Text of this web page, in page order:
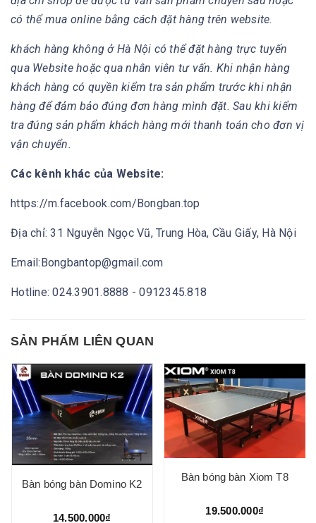
có thể mua online bằng cách đặt hàng trên website.
khách hàng không ở Hà Nội có thể đặt hàng trực tuyến
qua Website hoặc qua nhân viên tư vấn. Khi nhận hàng
khách hàng có quyền kiểm tra sản phẩm trước khi nhận
hàng để đảm bảo đúng đơn hàng mình đặt. Sau khi kiểm
tra đúng sản phẩm khách hàng mới thanh toán cho đơn vị
vận chuyển.
Các kênh khác của Website:
https://m.facebook.com/Bongban.top
Địa chỉ: 31 Nguyễn Ngọc Vũ, Trung Hòa, Cầu Giấy, Hà Nội
Email:Bongbantop@gmail.com
Hotline: 024.3901.8888 - 0912345.818
SẢN PHẨM LIÊN QUAN
Bàn bóng bàn Domino K2
14.500.000₫
Bàn bóng bàn Xiom T8
19.500.000₫